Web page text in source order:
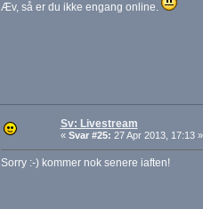
Æv, så er du ikke engang online.
Sv: Livestream
« Svar #25: 27 Apr 2013, 17:13 »
Sorry :-) kommer nok senere iaften!